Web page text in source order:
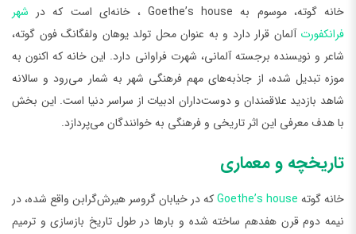
خانه گوته، موسوم به Goethe’s house ، خانه‌ای است که در
شهر
فرانکفورت آلمان قرار دارد و به عنوان محل تولد یوهان ولفگانگ فون گوته،
شاعر و نویسنده برجسته آلمانی، شهرت فراوانی دارد. این خانه که اکنون به
موزه تبدیل شده، از جاذبه‌های مهم فرهنگی شهر به شمار می‌رود و سالانه
شاهد بازدید علاقمندان و دوست‌داران ادبیات از سراسر دنیا است. این بخش
با هدف معرفی این اثر تاریخی و فرهنگی به خوانندگان می‌پردازد.
تاریخچه و معماری
خانه گوته Goethe’s houseکه در خیابان گروسر هیرش‌گرابن واقع شده، در
نیمه دوم قرن هفدهم ساخته شده و بارها در طول تاریخ بازسازی و ترمیم